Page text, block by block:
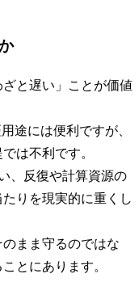
と遅い」ことが価値
途には便利ですが、
は不利です。
、反復や計算資源の
りを現実的に重くし
まま守るのではな
とにあります。